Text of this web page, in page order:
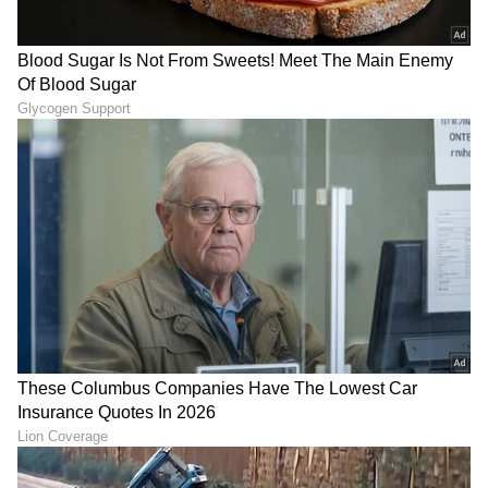
"ರಾಜಕೀಯ ಬೇಡ, ಸಿನಿಮಾನೇ ಪ್ರಾಣ":
ಕನಕೋತ್ಸವದಲ್ಲಿ ರಿಷಬ್ ಶೆಟ್ಟಿ | Rishab
Shetty speech | Suvarna News
ಶೇ.50 ರಿಂದ ಶೇ.18 ಕ್ಕೆ TAX ಇಳಿಕೆ: ಮೋದಿ-
ಟ್ರಂಪ್ ಐತಿಹಾಸಿಕ ಒಪ್ಪಂದ | India US
Trade Deal | Party Rounds